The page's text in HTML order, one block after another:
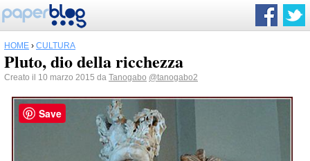
HOME › CULTURA
Pluto, dio della ricchezza
Creato il 10 marzo 2015 da Tanogabo @tanogabo2
Save